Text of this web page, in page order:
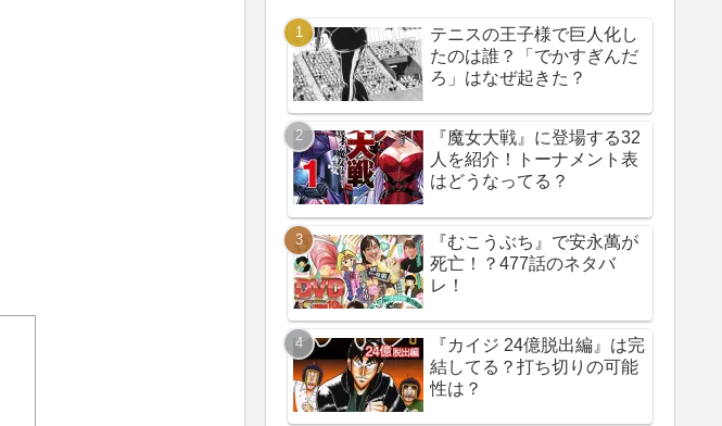
テニスの王子様で巨人化し
たのは誰？「でかすぎんだ
ろ」はなぜ起きた？
『魔女大戦』に登場する32
人を紹介！トーナメント表
はどうなってる？
『むこうぶち』で安永萬が
死亡！？477話のネタバ
レ！
『カイジ 24億脱出編』は完
結してる？打ち切りの可能
性は？